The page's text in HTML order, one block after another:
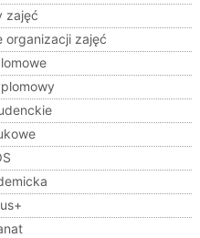
zajęć
organizacji zajęć